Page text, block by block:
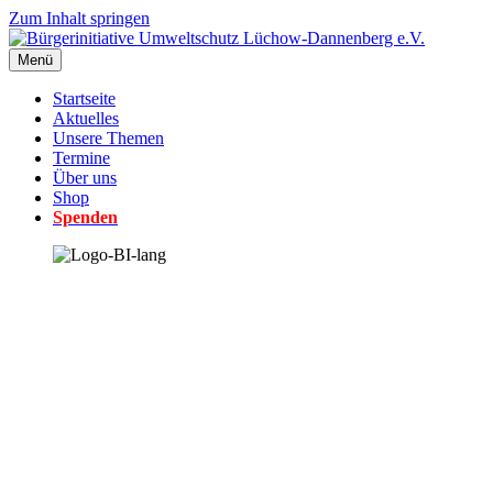
Zum Inhalt springen
Menü
Startseite
Aktuelles
Unsere Themen
Termine
Über uns
Shop
Spenden